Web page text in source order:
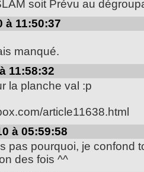
soit Prévu au
à 11:50:37
manqué.
11:58:32
la planche val :p
article11638.html
à 05:59:58
pas pourquoi, je confond
des fois ^^